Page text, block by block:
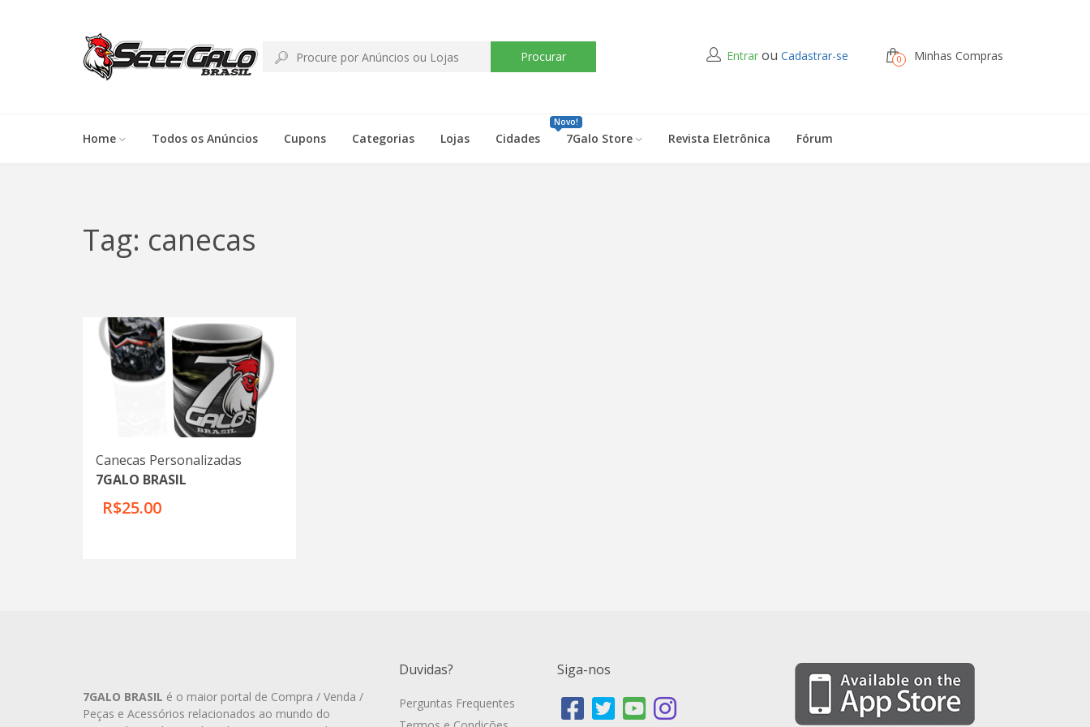
Procurar Entrar ouCadastrar-se 0 Minhas Compras
Home Todos os Anúncios Cupons Categorias Lojas
Novo!
Cidades 7Galo Store Revista Eletrônica Fórum
Tag: canecas
Canecas Personalizadas
7GALO BRASIL
R$25.00
7GALO BRASIL é o maior portal de Compra / Venda /
Peças e Acessórios relacionados ao mundo do
Duvidas?
Perguntas Frequentes
Siga-nos